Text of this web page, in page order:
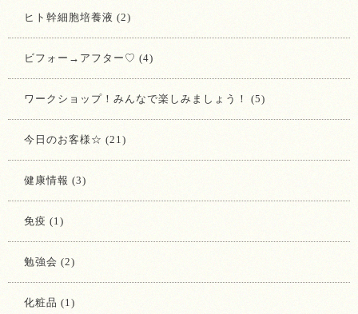
ヒト幹細胞培養液 (2)
ビフォー→アフター♡ (4)
ワークショップ！みんなで楽しみましょう！ (5)
今日のお客様☆ (21)
健康情報 (3)
免疫 (1)
勉強会 (2)
化粧品 (1)